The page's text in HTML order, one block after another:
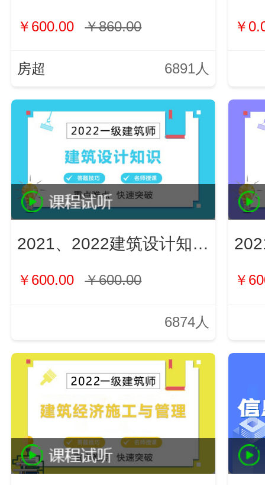
￥600.00 ￥860.00
房超 6891人
￥
2021、2022建筑设计知识（新）
￥600.00 ￥600.00
6874人
￥